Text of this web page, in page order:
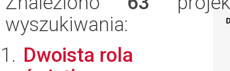
wyszukiwania:
Dwoista rola